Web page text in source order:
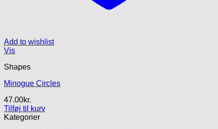
Add to wishlist
Vis
Shapes
Minogue Circles
47.00kr.
Tilføj til kurv
Kategorier